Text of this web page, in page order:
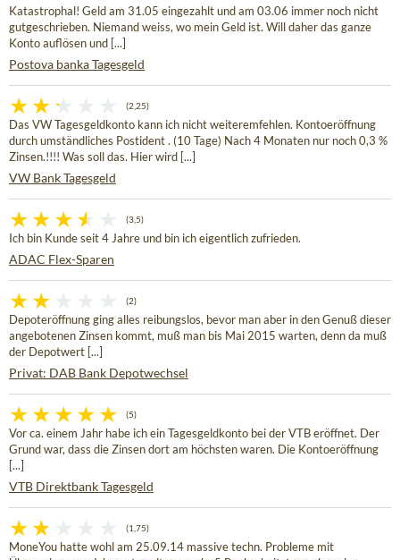
Katastrophal! Geld am 31.05 eingezahlt und am 03.06 immer noch nicht
gutgeschrieben. Niemand weiss, wo mein Geld ist. Will daher das ganze
Konto auflösen und [...]
Postova banka Tagesgeld
(2,25)
Das VW Tagesgeldkonto kann ich nicht weiteremfehlen. Kontoeröffnung
durch umständliches Postident . (10 Tage) Nach 4 Monaten nur noch 0,3 %
Zinsen.!!!! Was soll das. Hier wird [...]
VW Bank Tagesgeld
(3,5)
Ich bin Kunde seit 4 Jahre und bin ich eigentlich zufrieden.
ADAC Flex-Sparen
(2)
Depoteröffnung ging alles reibungslos, bevor man aber in den Genuß dieser
angebotenen Zinsen kommt, muß man bis Mai 2015 warten, denn da muß
der Depotwert [...]
Privat: DAB Bank Depotwechsel
(5)
Vor ca. einem Jahr habe ich ein Tagesgeldkonto bei der VTB eröffnet. Der
Grund war, dass die Zinsen dort am höchsten waren. Die Kontoeröffnung
[...]
VTB Direktbank Tagesgeld
(1,75)
MoneYou hatte wohl am 25.09.14 massive techn. Probleme mit